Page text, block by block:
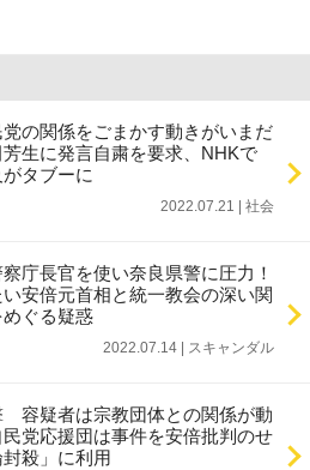
の関係をごまかす動きがいまだ
生に発言自粛を要求、NHKで
タブーに
2022.07.21 | 社会
庁長官を使い奈良県警に圧力！
安倍元首相と統一教会の深い関
ぐる疑惑
2022.07.14 | スキャンダル
容疑者は宗教団体との関係が動
党応援団は事件を安倍批判のせ
殺」に利用